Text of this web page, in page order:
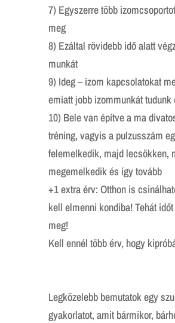
7) Egyszerre több
meg
8) Ezáltal rövidebb idő alatt
munkát
9) Ideg – izom kapcsolatokat
emiatt jobb izommunkát tudunk
10) Bele van építve a ma
tréning, vagyis a pulzusszám
felemelkedik, majd lecsökken,
megemelkedik és így tovább
+1 extra érv: Otthon is
kell elmenni kondiba! Tehát
meg!
Kell ennél több érv, hogy
Legközelebb bemutatok egy
gyakorlatot, amit bármikor,